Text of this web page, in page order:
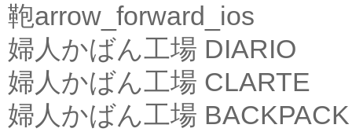
鞄arrow_forward_ios
婦人かばん工場 DIARIO
婦人かばん工場 CLARTE
婦人かばん工場 BACKPACK